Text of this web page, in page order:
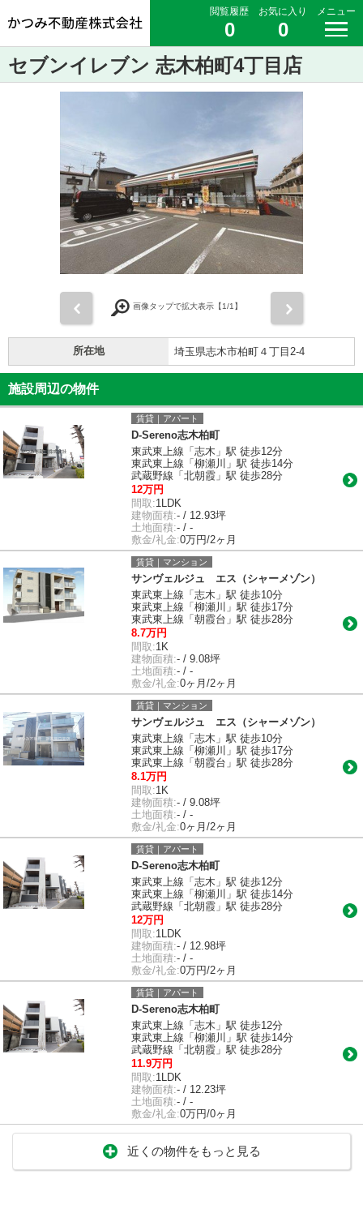
閲覧履歴
0
お気に入り
0
メニュー
セブンイレブン 志木柏町4丁目店
画像タップで拡大表示【1/1】
所在地 埼玉県志木市柏町４丁目2-4
施設周辺の物件
賃貸｜アパート
D-Sereno志木柏町
東武東上線「志木」駅 徒歩12分
東武東上線「柳瀬川」駅 徒歩14分
武蔵野線「北朝霞」駅 徒歩28分
12万円
間取:1LDK
建物面積:- / 12.93坪
土地面積:- / -
敷金/礼金:0万円/2ヶ月
賃貸｜マンション
サンヴェルジュ エス（シャーメゾン）
東武東上線「志木」駅 徒歩10分
東武東上線「柳瀬川」駅 徒歩17分
東武東上線「朝霞台」駅 徒歩28分
8.7万円
間取:1K
建物面積:- / 9.08坪
土地面積:- / -
敷金/礼金:0ヶ月/2ヶ月
賃貸｜マンション
サンヴェルジュ エス（シャーメゾン）
東武東上線「志木」駅 徒歩10分
東武東上線「柳瀬川」駅 徒歩17分
東武東上線「朝霞台」駅 徒歩28分
8.1万円
間取:1K
建物面積:- / 9.08坪
土地面積:- / -
敷金/礼金:0ヶ月/2ヶ月
賃貸｜アパート
D-Sereno志木柏町
東武東上線「志木」駅 徒歩12分
東武東上線「柳瀬川」駅 徒歩14分
武蔵野線「北朝霞」駅 徒歩28分
12万円
間取:1LDK
建物面積:- / 12.98坪
土地面積:- / -
敷金/礼金:0万円/2ヶ月
賃貸｜アパート
D-Sereno志木柏町
東武東上線「志木」駅 徒歩12分
東武東上線「柳瀬川」駅 徒歩14分
武蔵野線「北朝霞」駅 徒歩28分
11.9万円
間取:1LDK
建物面積:- / 12.23坪
土地面積:- / -
敷金/礼金:0万円/0ヶ月
近くの物件をもっと見る